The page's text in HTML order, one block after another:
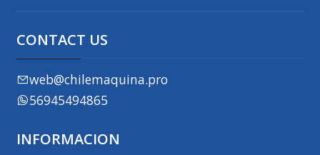
CONTACT US
web@chilemaquina.pro
56945494865
INFORMACION